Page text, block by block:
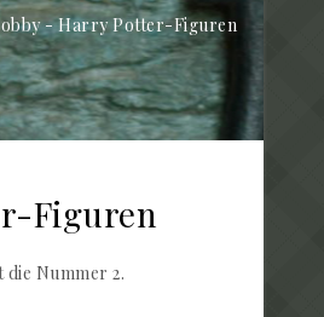
- Harry Potter-Figuren
Figuren
Nummer 2.